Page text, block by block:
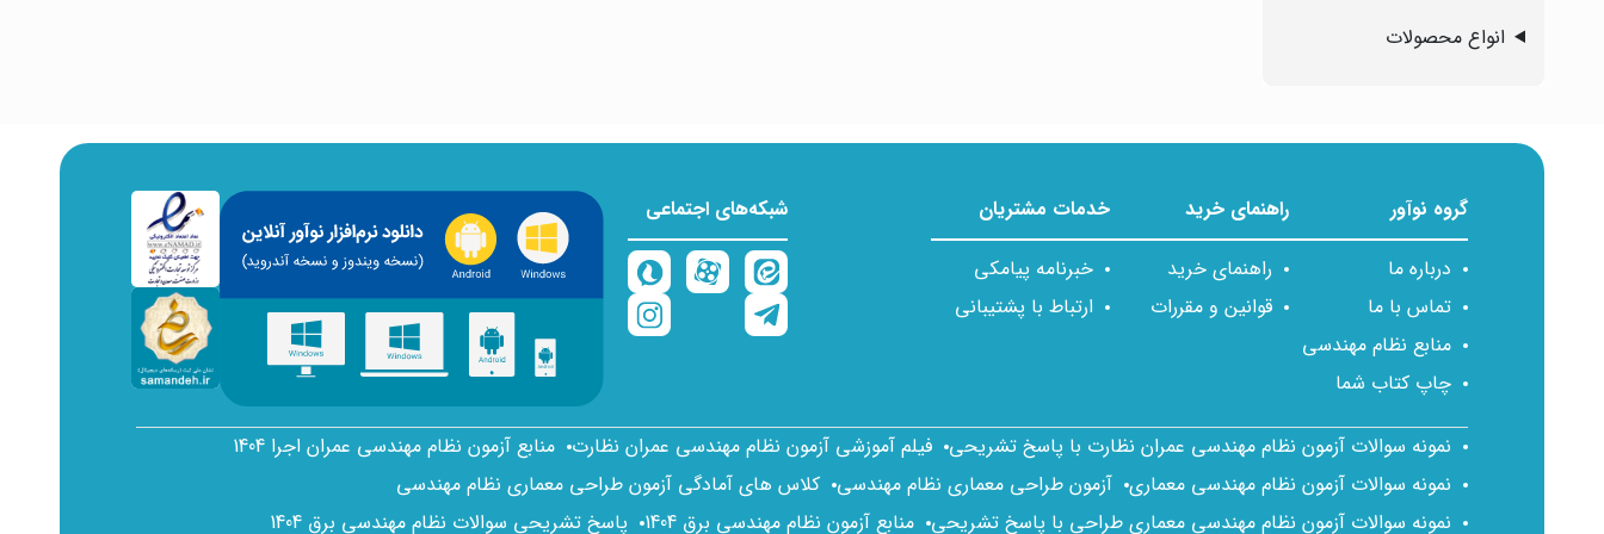
انواع محصولات
گروه نوآور
درباره ما
تماس با ما
منابع نظام مهندسی
چاپ کتاب شما
راهنمای خرید
راهنمای خرید
قوانین و مقررات
خدمات مشتریان
خبرنامه پیامکی
ارتباط با پشتیبانی
شبکه‌های اجتماعی
نمونه سوالات آزمون نظام مهندسی عمران نظارت با پاسخ تشریحی فیلم آموزشی آزمون نظام مهندسی عمران نظارت منابع آزمون نظام مهندسی عمران اجرا 1404
نمونه سوالات آزمون نظام مهندسی معماری آزمون طراحی معماری نظام مهندسی کلاس های آمادگی آزمون طراحی معماری نظام مهندسی
نمونه سوالات آزمون نظام مهندسی معماری طراحی با پاسخ تشریحی منابع آزمون نظام مهندسی برق 1404 پاسخ تشریحی سوالات نظام مهندسی برق 1404